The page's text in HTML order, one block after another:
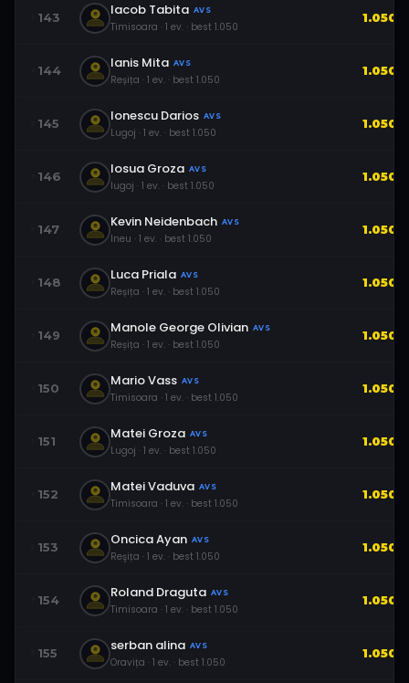
143 Iacob Tabita AVS
Timisoara · 1 ev. · best 1.050
1.050
144 Ianis Mita AVS
Reșița · 1 ev. · best 1.050
1.050
145 Ionescu Darios AVS
Lugoj · 1 ev. · best 1.050
1.050
146 Iosua Groza AVS
lugoj · 1 ev. · best 1.050
1.050
147 Kevin Neidenbach AVS
Ineu · 1 ev. · best 1.050
1.050
148 Luca Priala AVS
Reșița · 1 ev. · best 1.050
1.050
149 Manole George Olivian AVS
Reșița · 1 ev. · best 1.050
1.050
150 Mario Vass AVS
Timisoara · 1 ev. · best 1.050
1.050
151 Matei Groza AVS
Lugoj · 1 ev. · best 1.050
1.050
152 Matei Vaduva AVS
Timisoara · 1 ev. · best 1.050
1.050
153 Oncica Ayan AVS
Reşița · 1 ev. · best 1.050
1.050
154 Roland Draguta AVS
Timisoara · 1 ev. · best 1.050
1.050
155 serban alina AVS
Oravița · 1 ev. · best 1.050
1.050